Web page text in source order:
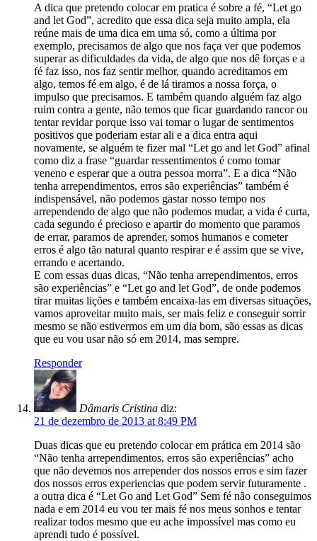
A dica que pretendo colocar em pratica é sobre a fé, “Let go
and let God”, acredito que essa dica seja muito ampla, ela
reúne mais de uma dica em uma só, como a última por
exemplo, precisamos de algo que nos faça ver que podemos
superar as dificuldades da vida, de algo que nos dê forças e a
fé faz isso, nos faz sentir melhor, quando acreditamos em
algo, temos fé em algo, é de lá tiramos a nossa força, o
impulso que precisamos. E também quando alguém faz algo
ruim contra a gente, não temos que ficar guardando rancor ou
tentar revidar porque isso vai tomar o lugar de sentimentos
positivos que poderiam estar ali e a dica entra aqui
novamente, se alguém te fizer mal “Let go and let God” afinal
como diz a frase “guardar ressentimentos é como tomar
veneno e esperar que a outra pessoa morra”. E a dica “Não
tenha arrependimentos, erros são experiências” também é
indispensável, não podemos gastar nosso tempo nos
arrependendo de algo que não podemos mudar, a vida é curta,
cada segundo é precioso e apartir do momento que paramos
de errar, paramos de aprender, somos humanos e cometer
erros é algo tão natural quanto respirar e é assim que se vive,
errando e acertando.
E com essas duas dicas, “Não tenha arrependimentos, erros
são experiências” e “Let go and let God”, de onde podemos
tirar muitas lições e também encaixa-las em diversas situações,
vamos aproveitar muito mais, ser mais feliz e conseguir sorrir
mesmo se não estivermos em um dia bom, são essas as dicas
que eu vou usar não só em 2014, mas sempre.
Responder
Dâmaris Cristina diz:
21 de dezembro de 2013 at 8:49 PM
Duas dicas que eu pretendo colocar em prática em 2014 são
“Não tenha arrependimentos, erros são experiências” acho
que não devemos nos arrepender dos nossos erros e sim fazer
dos nossos erros experiencias que podem servir futuramente .
a outra dica é “Let Go and Let God” Sem fé não conseguimos
nada e em 2014 eu vou ter mais fé nos meus sonhos e tentar
realizar todos mesmo que eu ache impossível mas como eu
aprendi tudo é possível.